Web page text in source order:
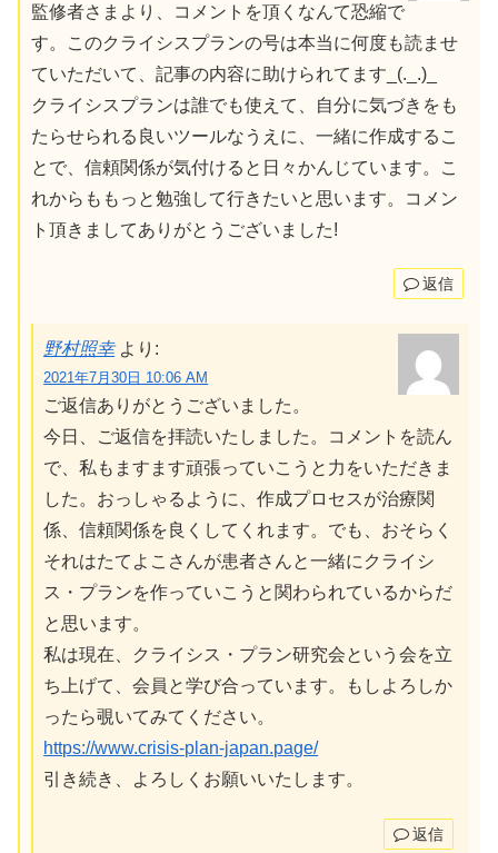
監修者さまより、コメントを頂くなんて恐縮で
す。このクライシスプランの号は本当に何度も読ませ
ていただいて、記事の内容に助けられてます_(._.)_
クライシスプランは誰でも使えて、自分に気づきをも
たらせられる良いツールなうえに、一緒に作成するこ
とで、信頼関係が気付けると日々かんじています。こ
れからももっと勉強して行きたいと思います。コメン
ト頂きましてありがとうございました!
返信
野村照幸 より:
2021年7月30日 10:06 AM
ご返信ありがとうございました。
今日、ご返信を拝読いたしました。コメントを読ん
で、私もますます頑張っていこうと力をいただきま
した。おっしゃるように、作成プロセスが治療関
係、信頼関係を良くしてくれます。でも、おそらく
それはたてよこさんが患者さんと一緒にクライシ
ス・プランを作っていこうと関わられているからだ
と思います。
私は現在、クライシス・プラン研究会という会を立
ち上げて、会員と学び合っています。もしよろしか
ったら覗いてみてください。
https://www.crisis-plan-japan.page/
引き続き、よろしくお願いいたします。
返信